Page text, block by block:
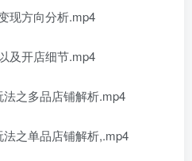
现方向分析.mp4
及开店细节.mp4
之多品店铺解析.mp4
之单品店铺解析,.mp4